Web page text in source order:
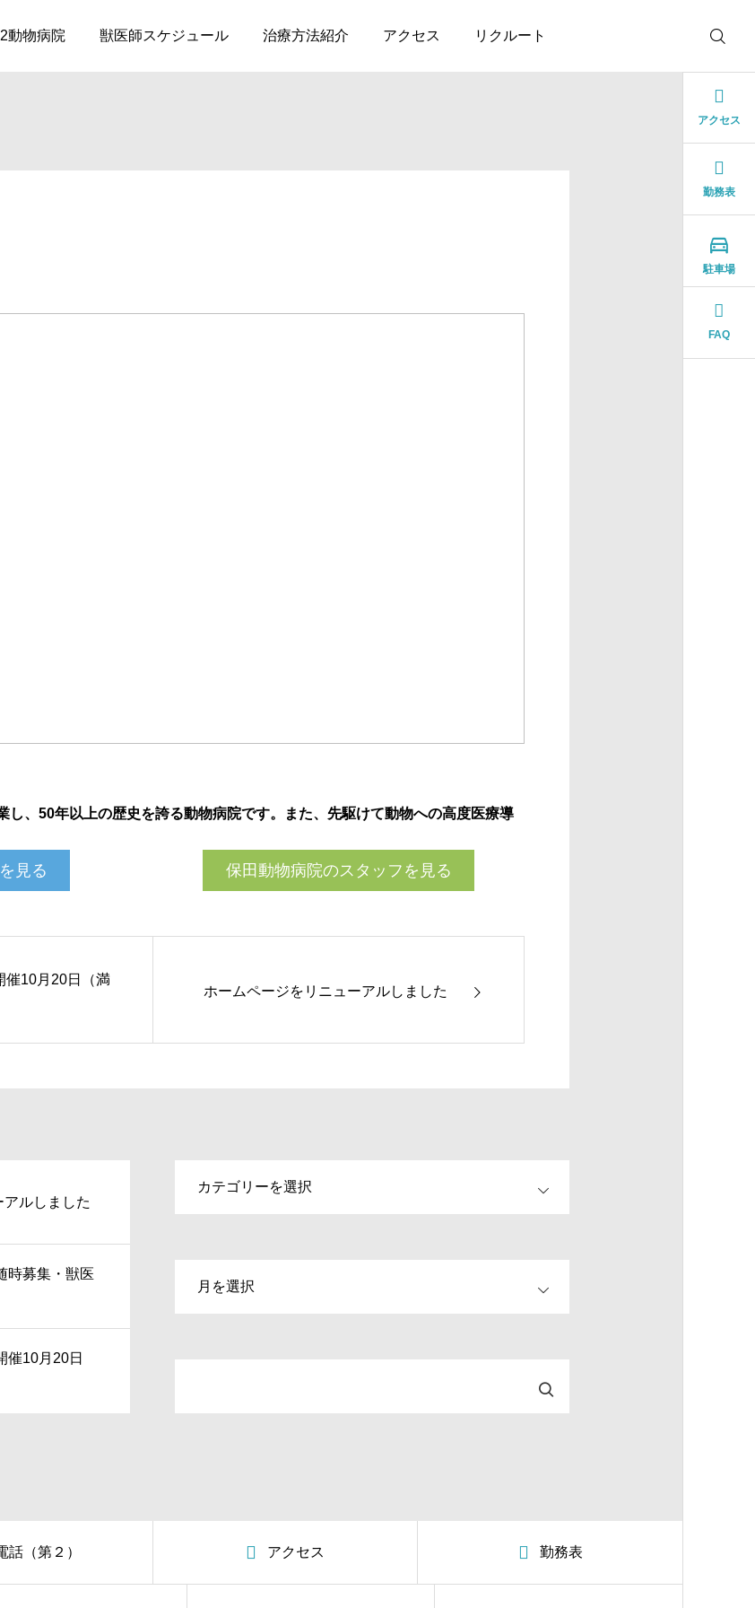
動物病院 獣医師スケジュール 治療方法紹介 アクセス リクルート
アクセス
勤務表

駐車場
FAQ
スタッフ随時募集・獣医師・看護師
し、50年以上の歴史を誇る動物病院です。また、先駆けて動物への高度医療導
見る 保田動物病院のスタッフを見る
催10月20日（満
ホームページをリニューアルしました
ルしました
時募集・獣医
催10月20日
話（第２） アクセス 勤務表